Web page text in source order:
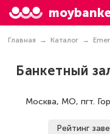
Главная Каталог
Банкетный
Москва, МО, пгт.
Рейтинг